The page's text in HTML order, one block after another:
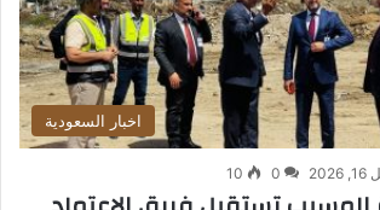
اخبار السعودية
0
10